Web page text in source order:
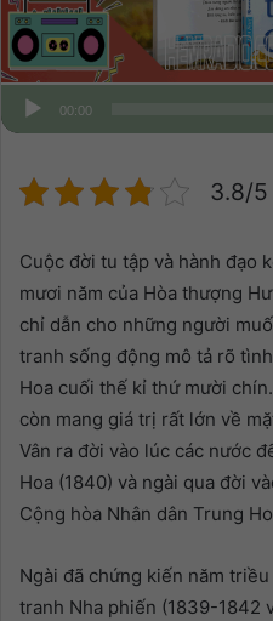
00:00
3.8/5
Cuộc đời tu tập và hành đạo
mươi năm của Hòa thượng
chỉ dẫn cho những người
tranh sống động mô tả rõ
Hoa cuối thế kỉ thứ mười
còn mang giá trị rất lớn về
Vân ra đời vào lúc các nước
Hoa (1840) và ngài qua đời
Cộng hòa Nhân dân Trung
Ngài đã chứng kiến năm
tranh Nha phiến (1839-1842